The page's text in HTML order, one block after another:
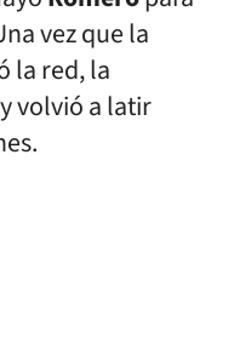
vez que la
la red, la
volvió a latir